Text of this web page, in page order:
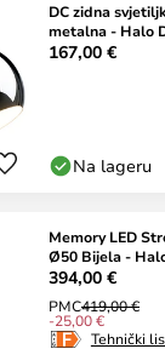
DC zidna
metalna - Halo
167,00 €
Na lageru
Memory LED
Ø50 Bijela -
394,00 €
PMC419,00 €
-25,00 €
Tehnički